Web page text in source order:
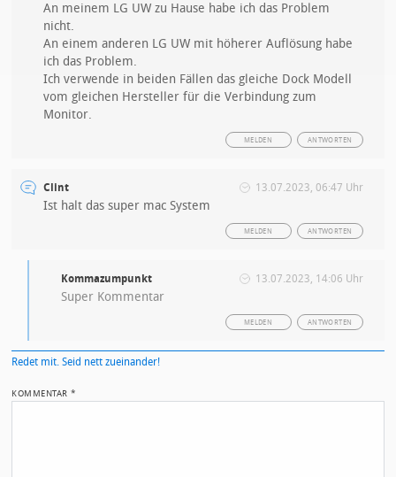
An meinem LG UW zu Hause habe ich das Problem
nicht.
An einem anderen LG UW mit höherer Auflösung habe
ich das Problem.
Ich verwende in beiden Fällen das gleiche Dock Modell
vom gleichen Hersteller für die Verbindung zum
Monitor.
ANTWORTEN
MELDEN
Clint 13.07.2023, 06:47 Uhr
Ist halt das super mac System
ANTWORTEN
MELDEN
Kommazumpunkt 13.07.2023, 14:06 Uhr
Super Kommentar
ANTWORTEN
MELDEN
Redet mit. Seid nett zueinander!
KOMMENTAR*